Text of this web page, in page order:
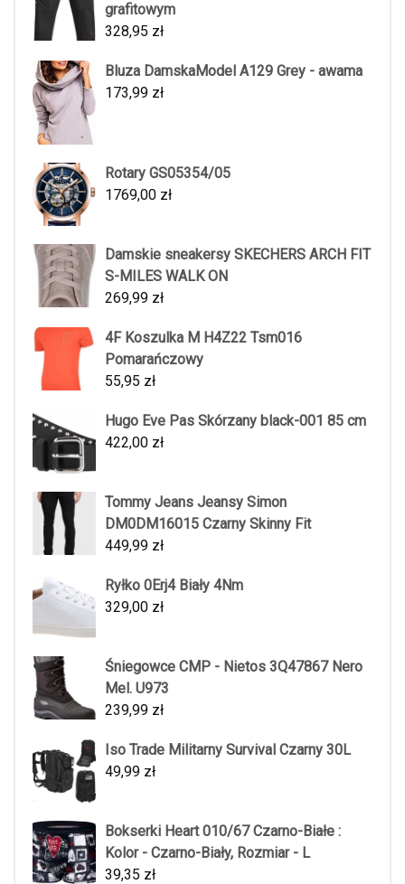
grafitowym
328,95 zł
Bluza DamskaModel A129 Grey - awama
173,99 zł
Rotary GS05354/05
1769,00 zł
Damskie sneakersy SKECHERS ARCH FIT
S-MILES WALK ON
269,99 zł
4F Koszulka M H4Z22 Tsm016
Pomarańczowy
55,95 zł
Hugo Eve Pas Skórzany black-001 85 cm
422,00 zł
Tommy Jeans Jeansy Simon
DM0DM16015 Czarny Skinny Fit
449,99 zł
Ryłko 0Erj4 Biały 4Nm
329,00 zł
Śniegowce CMP - Nietos 3Q47867 Nero
Mel. U973
239,99 zł
Iso Trade Militarny Survival Czarny 30L
49,99 zł
Bokserki Heart 010/67 Czarno-Białe :
Kolor - Czarno-Biały, Rozmiar - L
39,35 zł